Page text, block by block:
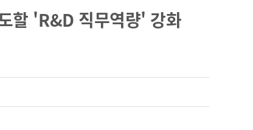
할 'R&D 직무역량' 강화